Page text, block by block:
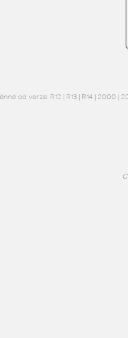
od verze: R12 | R13| R14| 2000 |